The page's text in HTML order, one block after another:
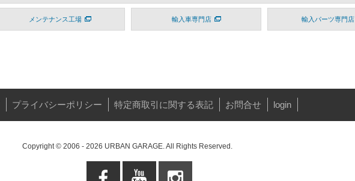
メンテナンス工場 輸入車専門店 輸入パーツ専門店
プライバシーポリシー 特定商取引に関する表記 お問合せ login
Copyright © 2006 - 2026 URBAN GARAGE. All Rights Reserved.